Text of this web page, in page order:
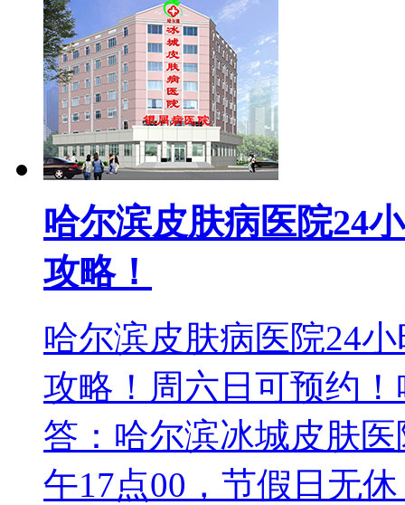
哈尔滨皮肤病医院24
攻略！
哈尔滨皮肤病医院24
攻略！周六日可预约
答：哈尔滨冰城皮肤
午17点00，节假日无